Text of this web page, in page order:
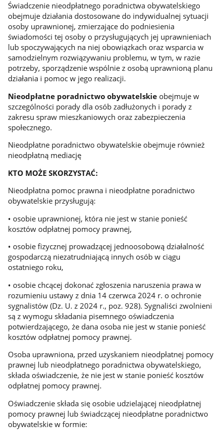
Świadczenie nieodpłatnego poradnictwa obywatelskiego
obejmuje działania dostosowane do indywidualnej sytuacji
osoby uprawnionej, zmierzające do podniesienia
świadomości tej osoby o przysługujących jej uprawnieniach
lub spoczywających na niej obowiązkach oraz wsparcia w
samodzielnym rozwiązywaniu problemu, w tym, w razie
potrzeby, sporządzenie wspólnie z osobą uprawnioną planu
działania i pomoc w jego realizacji.
Nieodpłatne poradnictwo obywatelskieobejmuje w
szczególności porady dla osób zadłużonych i porady z
zakresu spraw mieszkaniowych oraz zabezpieczenia
społecznego.
Nieodpłatne poradnictwo obywatelskie obejmuje również
nieodpłatną mediację
KTO MOŻE SKORZYSTAĆ:
Nieodpłatna pomoc prawna i nieodpłatne poradnictwo
obywatelskie przysługują:
• osobie uprawnionej, która nie jest w stanie ponieść
kosztów odpłatnej pomocy prawnej,
• osobie fizycznej prowadzącej jednoosobową działalność
gospodarczą niezatrudniającą innych osób w ciągu
ostatniego roku,
• osobie chcącej dokonać zgłoszenia naruszenia prawa w
rozumieniu ustawy z dnia 14 czerwca 2024 r. o ochronie
sygnalistów (Dz. U. z 2024 r., poz. 928). Sygnaliści zwolnieni
są z wymogu składania pisemnego oświadczenia
potwierdzającego, że dana osoba nie jest w stanie ponieść
kosztów odpłatnej pomocy prawnej.
Osoba uprawniona, przed uzyskaniem nieodpłatnej pomocy
prawnej lub nieodpłatnego poradnictwa obywatelskiego,
składa oświadczenie, że nie jest w stanie ponieść kosztów
odpłatnej pomocy prawnej.
Oświadczenie składa się osobie udzielającej nieodpłatnej
pomocy prawnej lub świadczącej nieodpłatne poradnictwo
obywatelskie w formie: